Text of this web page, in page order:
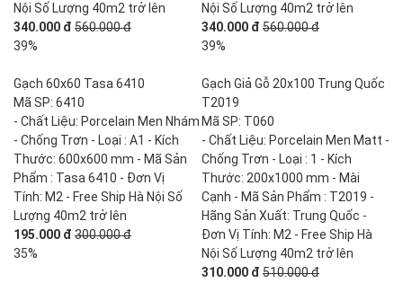
Nội Số Lượng 40m2 trở lên
340.000 đ 560.000 đ
39%
Nội Số Lượng 40m2 trở lên
340.000 đ 560.000 đ
39%
Gạch 60x60 Tasa 6410
Mã SP: 6410
- Chất Liệu: Porcelain Men Nhám
- Chống Trơn - Loại : A1 - Kích
Thước: 600x600 mm - Mã Sản
Phẩm : Tasa 6410 - Đơn Vị
Tính: M2 - Free Ship Hà Nội Số
Lượng 40m2 trở lên
195.000 đ 300.000 đ
35%
Gạch Giả Gỗ 20x100 Trung Quốc
T2019
Mã SP: T060
- Chất Liệu: Porcelain Men Matt -
Chống Trơn - Loại : 1 - Kích
Thước: 200x1000 mm - Mài
Cạnh - Mã Sản Phẩm : T2019 -
Hãng Sản Xuất: Trung Quốc -
Đơn Vị Tính: M2 - Free Ship Hà
Nội Số Lượng 40m2 trở lên
310.000 đ 510.000 đ